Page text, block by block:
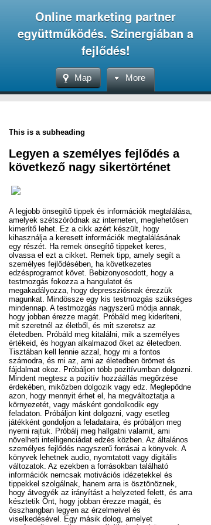
Online marketing partner
együttműködés. Szinergiában a
fejlődés!
Map More
This is a subheading
Legyen a személyes fejlődés a
következő nagy sikertörténet
A legjobb önsegítő tippek és információk megtalálása,
amelyek szétszóródnak az interneten, meglehetősen
kimerítő lehet. Ez a cikk azért készült, hogy
kihasználja a keresett információk megtalálásának
egy részét. Ha remek önsegítő tippeket keres,
olvassa el ezt a cikket. Remek tipp, amely segít a
személyes fejlődésében, ha következetes
edzésprogramot követ. Bebizonyosodott, hogy a
testmozgás fokozza a hangulatot és
megakadályozza, hogy depressziósnak érezzük
magunkat. Mindössze egy kis testmozgás szükséges
mindennap. A testmozgás nagyszerű módja annak,
hogy jobban érezze magát. Próbáld meg kideríteni,
mit szeretnél az életből, és mit szeretsz az
életedben. Próbáld meg kitalálni, mik a személyes
értékeid, és hogyan alkalmazod őket az életedben.
Tisztában kell lennie azzal, hogy mi a fontos
számodra, és mi az, ami az életedben örömet és
fájdalmat okoz. Próbáljon több pozitívumban dolgozni.
Mindent megtesz a pozitív hozzáállás megőrzése
érdekében, miközben dolgozik vagy edz. Meglepődne
azon, hogy mennyit érhet el, ha megváltoztatja a
környezetét, vagy másként gondolkodik egy
feladaton. Próbáljon kint dolgozni, vagy esetleg
játékként gondoljon a feladataira, és próbáljon meg
nyerni rajtuk. Próbálj meg hallgatni valamit, ami
növelheti intelligenciádat edzés közben. Az általános
személyes fejlődés nagyszerű forrásai a könyvek. A
könyvek lehetnek audio, nyomtatott vagy digitális
változatok. Az ezekben a forrásokban található
információk nemcsak motivációs idézetekkel és
tippekkel szolgálnak, hanem arra is ösztönöznek,
hogy átvegyék az irányítást a helyzeted felett, és arra
késztetik Önt, hogy jobban érezze magát, és
összhangban legyen az érzelmeivel és
viselkedésével. Egy másik dolog, amelyet